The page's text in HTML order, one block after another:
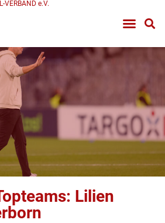
VERBAND e.V.
Lilien